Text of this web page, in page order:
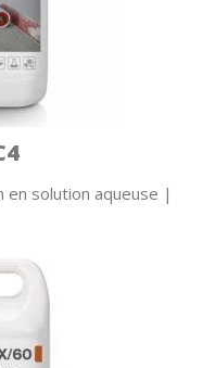
en solution aqueuse |